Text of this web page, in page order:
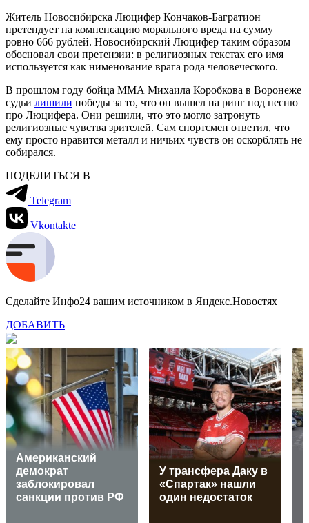
Житель Новосибирска Люцифер Кончаков-Багратион
претендует на компенсацию морального вреда на сумму
ровно 666 рублей. Новосибирский Люцифер таким образом
обосновал свои претензии: в религиозных текстах его имя
используется как нименование врага рода человеческого.
В прошлом году бойца ММА Михаила Коробкова в Воронеже
судьи лишили победы за то, что он вышел на ринг под песню
про Люцифера. Они решили, что это могло затронуть
религиозные чувства зрителей. Сам спортсмен ответил, что
ему просто нравится металл и ничьих чувств он оскорблять не
собирался.
ПОДЕЛИТЬСЯ В
Telegram
Vkontakte
Сделайте Инфо24 вашим источником в Яндекс.Новостях
ДОБАВИТЬ
Американский
демократ
заблокировал
санкции против РФ
У трансфера Даку в
«Спартак» нашли
один недостаток